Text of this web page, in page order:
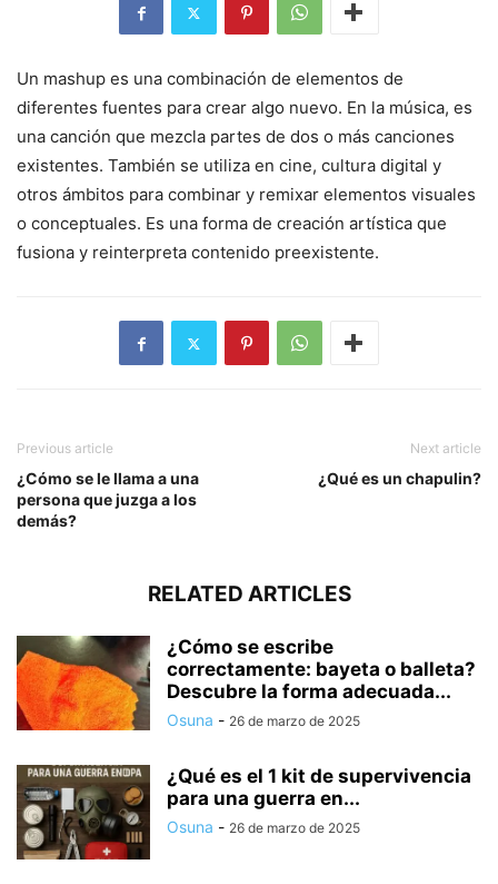
Un mashup es una combinación de elementos de
diferentes fuentes para crear algo nuevo. En la música, es
una canción que mezcla partes de dos o más canciones
existentes. También se utiliza en cine, cultura digital y
otros ámbitos para combinar y remixar elementos visuales
o conceptuales. Es una forma de creación artística que
fusiona y reinterpreta contenido preexistente.
Previous article
¿Cómo se le llama a una
persona que juzga a los
demás?
Next article
¿Qué es un chapulin?
RELATED ARTICLES
¿Cómo se escribe
correctamente: bayeta o balleta?
Descubre la forma adecuada...
Osuna - 26 de marzo de 2025
¿Qué es el 1 kit de supervivencia
para una guerra en...
Osuna - 26 de marzo de 2025